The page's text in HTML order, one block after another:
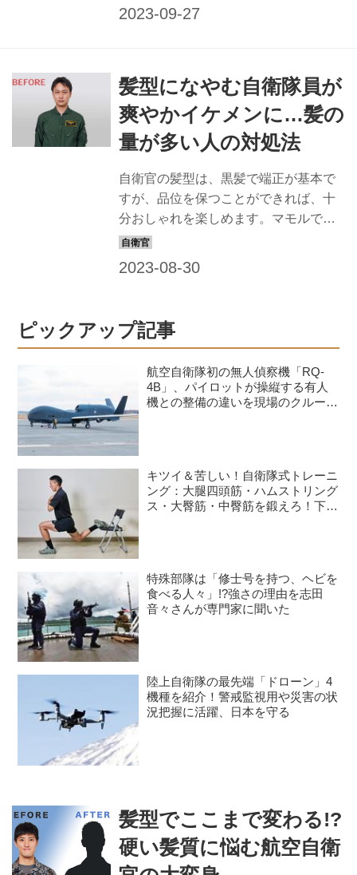
【keiko】 ヘアスタイリスト歴22年。東
京・表参道にある「NORA HAIR
SALON」にてサロンワークをこなすほ
か、アーティストなどのヘアメークも
提案します。自衛隊の皆さん、お待ち
しています！」 今月のモデル隊員：早
水七星3等空曹 任務内容 航空自衛隊幹
部学校総務課にて、式典や行事...
髪型になやむ自衛隊員が
爽やかイケメンに…髪の
量が多い人の対処法
自衛官の髪型は、黒髪で端正が基本で
すが、品位を保つことができれば、十
分おしゃれを楽しめます。マモルで
は、すてきな隊員の姿は最高の広報に
タイルなので、ぜひチャレンジを！
【教えてくれたヘアスタイリスト】
表参道にある「NORA HAIR SALON」
にてサロンワークをこなすほか、アー
ティストなどのヘアメークも担当。
「髪質や顔形から似合う髪型を提案し
ます。自衛隊の皆さん、お待ちしてい
ます！」 BEFORE：毛量が多く、野暮
ったい… モデル隊員 【和...
ピックアップ記事
航空自衛隊初の無人偵察機「RQ-
4B」、パイロットが操縦する有人
機との整備の違いを現場のクルーが
キツイ＆苦しい！自衛隊式トレーニ
ング：大腿四頭筋・ハムストリング
ス・大臀筋・中臀筋を鍛えろ！下半
特殊部隊は「修士号を持つ、ヘビを
食べる人々」!?強さの理由を志田
音々さんが専門家に聞いた
陸上自衛隊の最先端「ドローン」4
機種を紹介！警戒監視用や災害の状
況把握に活躍、日本を守る
髪型でここまで変わる!?
硬い髪質に悩む航空自衛